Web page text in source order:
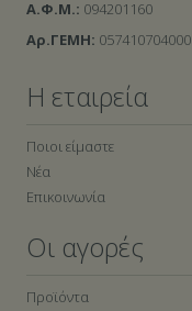
Α.Φ.Μ.: 094201160
Αρ.ΓΕΜΗ: 057410704000
Η εταιρεία
Ποιοι είμαστε
Νέα
Επικοινωνία
Οι αγορές
Προϊόντα